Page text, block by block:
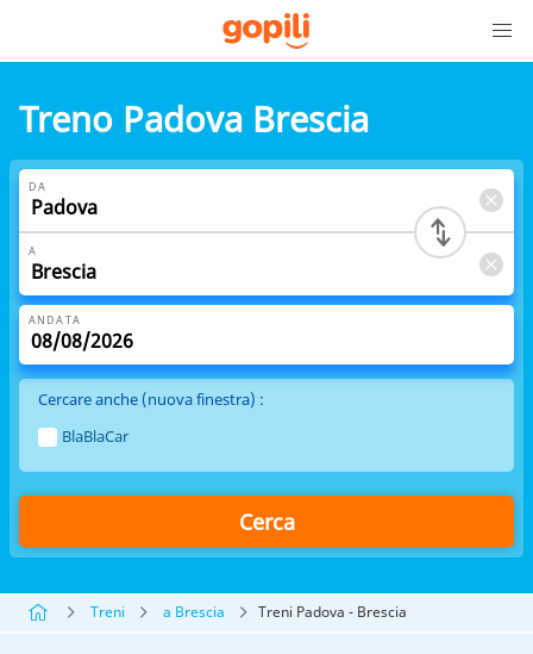
Treno Padova Brescia
DA
A
ANDATA
Cercare anche (nuova finestra) :
BlaBlaCar
Cerca
Treni a Brescia Treni Padova - Brescia